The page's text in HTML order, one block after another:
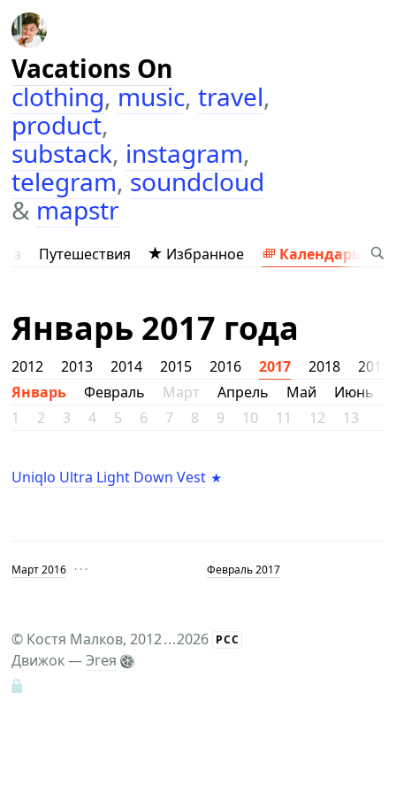
Vacations On
clothing,music,travel,
product,
substack, instagram,
telegram,soundcloud
&mapstr
Путешествия Избранное Календарь
Январь 2017 года
2012 2013 2014 2015 2016 2017 2018
2019
Январь
Февраль Март Апрель Май Июнь
1
2 3 4 5 6 7 8 9 10 11 12 13
Uniqlo Ultra Light Down Vest
Март 2016 · · · Февраль 2017
© Костя Малков, 2012...2026 РСС
Движок —Эгея